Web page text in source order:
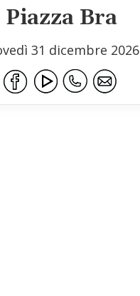
Piazza Bra
31 dicembre 2026